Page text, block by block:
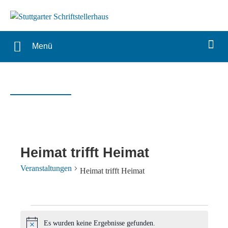
Menü
Heimat trifft Heimat
Veranstaltungen Heimat trifft Heimat
Veranstaltungen
Es wurden keine Ergebnisse gefunden.